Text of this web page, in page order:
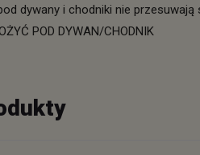
dywany i chodniki nie przesuwają
POD DYWAN/CHODNIK